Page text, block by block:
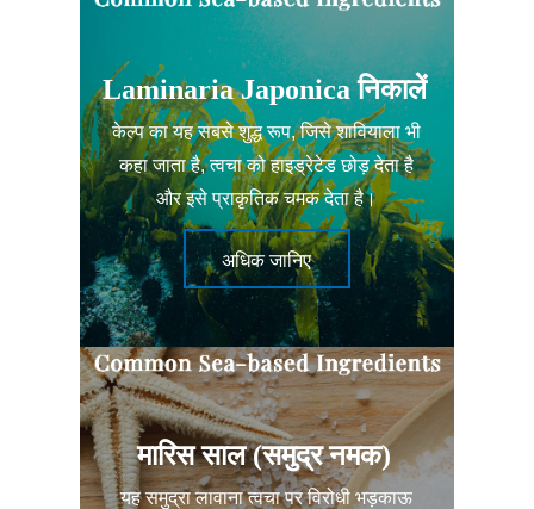
Laminaria Japonica निकालें
केल्प का यह सबसे शुद्ध रूप, जिसे शावियाला भी
कहा जाता है, त्वचा को हाइड्रेटेड छोड़ देता है
और इसे प्राकृतिक चमक देता है।
अधिक जानिए
मारिस साल (समुद्र नमक)
यह समुद्रा लावाना त्वचा पर विरोधी भड़काऊ